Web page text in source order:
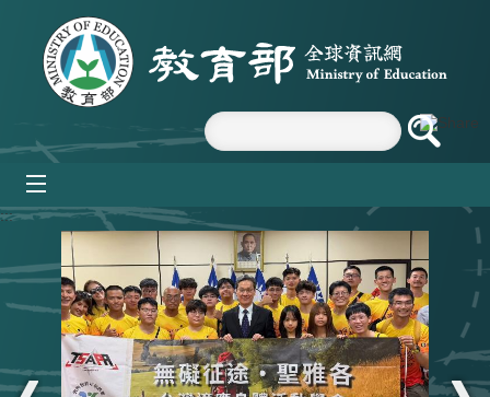
跳到主要內容區塊
:::